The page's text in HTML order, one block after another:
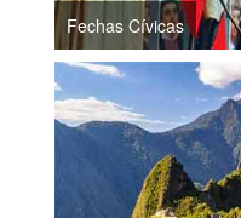
Fechas Cívicas